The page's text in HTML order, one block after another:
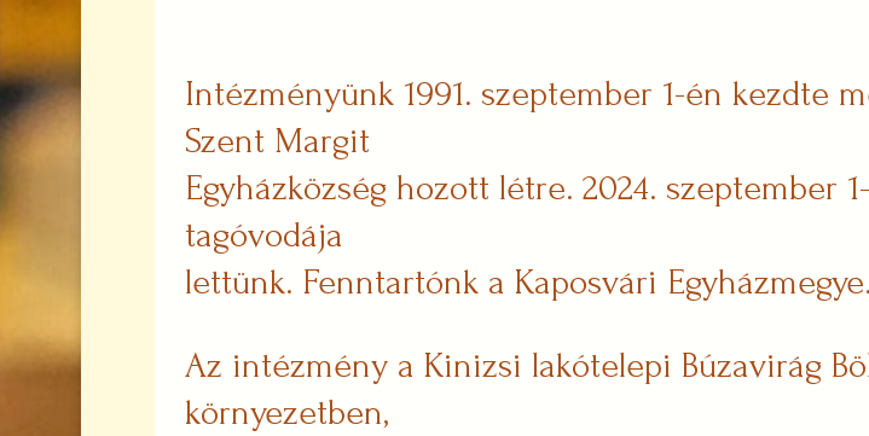
Intézményünk 1991. szeptember 1-én kezdte
Szent Margit
Egyházközség hozott létre. 2024. szeptember
tagóvodája
lettünk. Fenntartónk a Kaposvári Egyházmegye.
Az intézmény a Kinizsi lakótelepi Búzavirág
környezetben,